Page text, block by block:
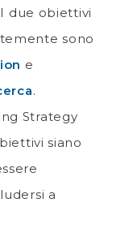
I due obiettivi
sono
e
.
Strategy
siano
a